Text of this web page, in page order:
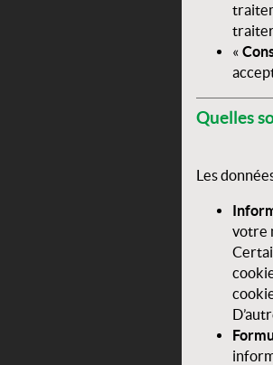
traiter
«
Quelles
Les
votre